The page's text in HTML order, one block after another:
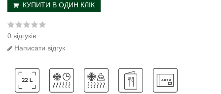
КУПИТИ В ОДИН КЛІК
0 відгуків
Написати відгук